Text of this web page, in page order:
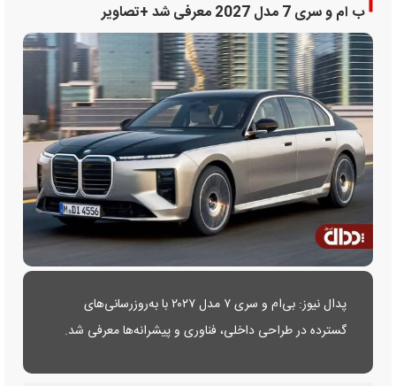
ب ام و سری 7 مدل 2027 معرفی شد +تصاویر
پدال نیوز: بی‌ام و سری ۷ مدل ۲۰۲۷ با به‌روزرسانی‌های
گسترده در طراحی داخلی، فناوری و پیشرانه‌ها معرفی شد.